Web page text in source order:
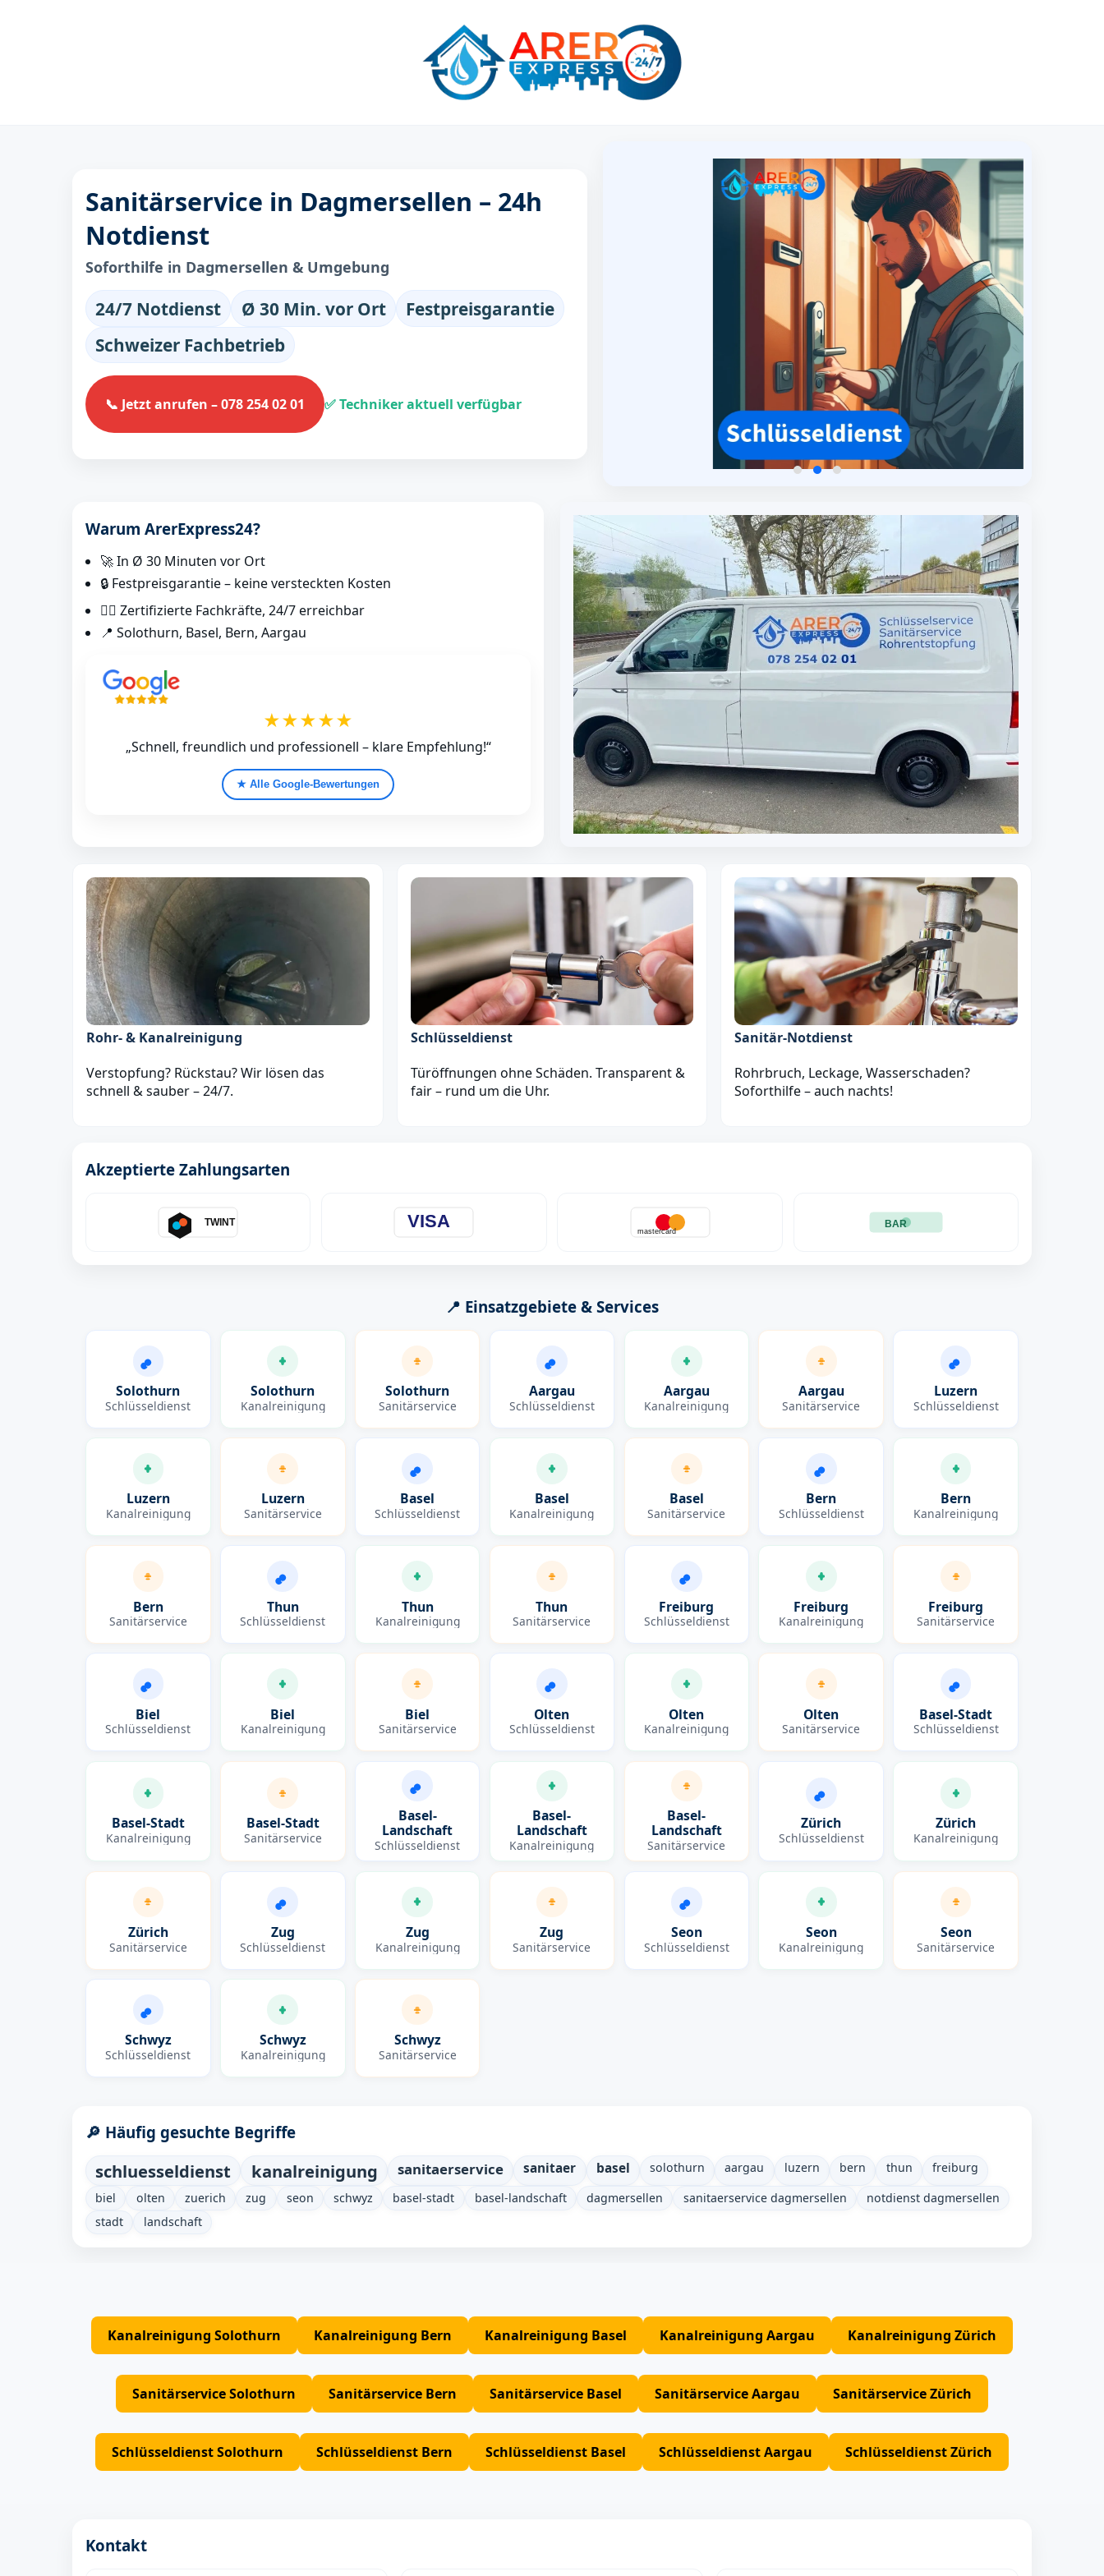
Sanitärservice in Dagmersellen – 24h
Notdienst
Soforthilfe in Dagmersellen & Umgebung
24/7 Notdienst Ø 30 Min. vor Ort
Festpreisgarantie
Schweizer Fachbetrieb
📞 Jetzt anrufen – 078 254 02 01 ✅ Techniker aktuell verfügbar
Warum ArerExpress24?
🚀 In Ø 30 Minuten vor Ort
🔒 Festpreisgarantie – keine versteckten Kosten
👷‍♂️ Zertifizierte Fachkräfte, 24/7 erreichbar
📍 Solothurn, Basel, Bern, Aargau
★★★★★
„Schnell, freundlich und professionell – klare Empfehlung!“
★ Alle Google‑Bewertungen
Rohr- & Kanalreinigung
Verstopfung? Rückstau? Wir lösen das
schnell & sauber – 24/7.
Schlüsseldienst
Türöffnungen ohne Schäden. Transparent &
fair – rund um die Uhr.
Sanitär‑Notdienst
Rohrbruch, Leckage, Wasserschaden?
Soforthilfe – auch nachts!
Akzeptierte Zahlungsarten
TWINT VISA mastercard
BAR
📍 Einsatzgebiete & Services
Solothurn
Schlüsseldienst
Solothurn
Kanalreinigung
Solothurn
Sanitärservice
Aargau
Schlüsseldienst
Aargau
Kanalreinigung
Aargau
Sanitärservice
Luzern
Schlüsseldienst
Luzern
Kanalreinigung
Luzern
Sanitärservice
Basel
Schlüsseldienst
Basel
Kanalreinigung
Basel
Sanitärservice
Bern
Schlüsseldienst
Bern
Kanalreinigung
Bern
Sanitärservice
Thun
Schlüsseldienst
Thun
Kanalreinigung
Thun
Sanitärservice
Freiburg
Schlüsseldienst
Freiburg
Kanalreinigung
Freiburg
Sanitärservice
Biel
Schlüsseldienst
Biel
Kanalreinigung
Biel
Sanitärservice
Olten
Schlüsseldienst
Olten
Kanalreinigung
Olten
Sanitärservice
Basel-Stadt
Schlüsseldienst
Basel-Stadt
Kanalreinigung
Basel-Stadt
Sanitärservice
Basel-
Landschaft
Schlüsseldienst
Basel-
Landschaft
Kanalreinigung
Basel-
Landschaft
Sanitärservice
Zürich
Schlüsseldienst
Zürich
Kanalreinigung
Zürich
Sanitärservice
Zug
Schlüsseldienst
Zug
Kanalreinigung
Zug
Sanitärservice
Seon
Schlüsseldienst
Seon
Kanalreinigung
Seon
Sanitärservice
Schwyz
Schlüsseldienst
Schwyz
Kanalreinigung
Schwyz
Sanitärservice
🔎 Häufig gesuchte Begriffe
schluesseldienst kanalreinigung sanitaerservice sanitaer basel solothurn aargau luzern bern thun
freiburg
biel
olten zuerich zug seon schwyz basel-stadt basel-landschaft dagmersellen sanitaerservice dagmersellen
notdienst dagmersellen
stadt
landschaft
Kanalreinigung Solothurn Kanalreinigung Bern Kanalreinigung Basel Kanalreinigung Aargau Kanalreinigung Zürich
Sanitärservice Solothurn Sanitärservice Bern Sanitärservice Basel Sanitärservice Aargau Sanitärservice Zürich
Schlüsseldienst Solothurn Schlüsseldienst Bern Schlüsseldienst Basel Schlüsseldienst Aargau Schlüsseldienst Zürich
Kontakt